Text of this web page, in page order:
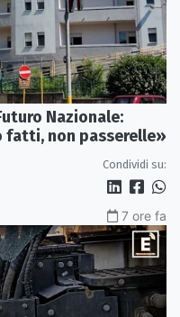
Nazionale:
fatti, non passerelle»
Condividi su:
7 ore fa